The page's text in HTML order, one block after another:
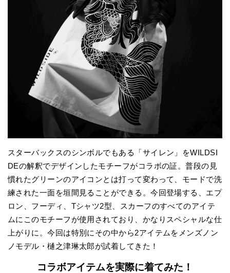
スターバックスのシンボルでもある「サイレン」をWILDSI
DEの解釈でデザインしたモチーフがコラボの証。普段の見
慣れたグリーンのアイコンとは打って変わって、モードで洗
練された一面を垣間見ることができる。今回登場する、エプ
ロン、フーディ、Tシャツ2型、スカーフのすべてのアイテ
ムにこのモチーフが使用されており、かなりスペシャルな仕
上がりに。今回は特別にその中から2アイテムをメンズノン
ノモデル・樋之津琳太郎が試着してきた！
コラボアイテムを実際に着てみた！